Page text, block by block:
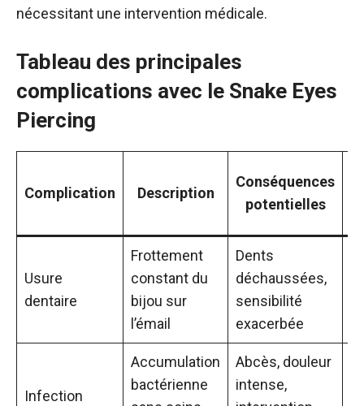
nécessitant une intervention médicale.
Tableau des principales
complications avec le Snake Eyes
Piercing
Complication Description
Conséquences
potentielles
Usure
dentaire
Frottement
constant du
bijou sur
l’émail
Dents
déchaussées,
sensibilité
exacerbée
Infection
Accumulation
bactérienne
Abcès, douleur
intense,